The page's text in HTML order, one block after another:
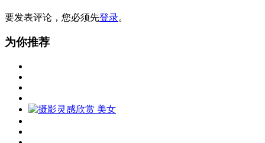
要发表评论，您必须先登录。
为你推荐